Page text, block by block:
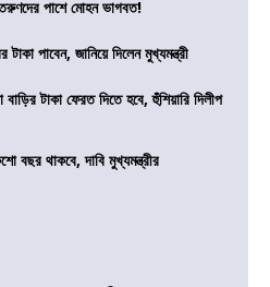
পাশে মোহন ভাগবত!
পাবেন, জানিয়ে দিলেন মুখ্যমন্ত্রী
টাকা ফেরত দিতে হবে, হুঁশিয়ারি দিলীপ
বছর থাকবে, দাবি মুখ্যমন্ত্রীর